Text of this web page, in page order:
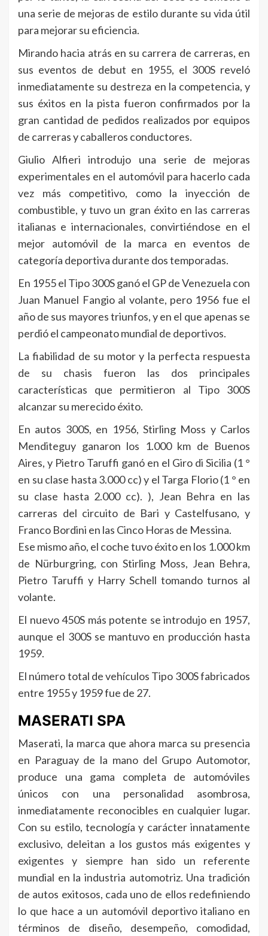
una serie de mejoras de estilo durante su vida útil
para mejorar su eficiencia.
Mirando hacia atrás en su carrera de carreras, en
sus eventos de debut en 1955, el 300S reveló
inmediatamente su destreza en la competencia, y
sus éxitos en la pista fueron confirmados por la
gran cantidad de pedidos realizados por equipos
de carreras y caballeros conductores.
Giulio Alfieri introdujo una serie de mejoras
experimentales en el automóvil para hacerlo cada
vez más competitivo, como la inyección de
combustible, y tuvo un gran éxito en las carreras
italianas e internacionales, convirtiéndose en el
mejor automóvil de la marca en eventos de
categoría deportiva durante dos temporadas.
En 1955 el Tipo 300S ganó el GP de Venezuela con
Juan Manuel Fangio al volante, pero 1956 fue el
año de sus mayores triunfos, y en el que apenas se
perdió el campeonato mundial de deportivos.
La fiabilidad de su motor y la perfecta respuesta
de su chasis fueron las dos principales
características que permitieron al Tipo 300S
alcanzar su merecido éxito.
En autos 300S, en 1956, Stirling Moss y Carlos
Menditeguy ganaron los 1.000 km de Buenos
Aires, y Pietro Taruffi ganó en el Giro di Sicilia (1 °
en su clase hasta 3.000 cc) y el Targa Florio (1 ° en
su clase hasta 2.000 cc). ), Jean Behra en las
carreras del circuito de Bari y Castelfusano, y
Franco Bordini en las Cinco Horas de Messina.
Ese mismo año, el coche tuvo éxito en los 1.000 km
de Nürburgring, con Stirling Moss, Jean Behra,
Pietro Taruffi y Harry Schell tomando turnos al
volante.
El nuevo 450S más potente se introdujo en 1957,
aunque el 300S se mantuvo en producción hasta
1959.
El número total de vehículos Tipo 300S fabricados
entre 1955 y 1959 fue de 27.
MASERATI SPA
Maserati, la marca que ahora marca su presencia
en Paraguay de la mano del Grupo Automotor,
produce una gama completa de automóviles
únicos con una personalidad asombrosa,
inmediatamente reconocibles en cualquier lugar.
Con su estilo, tecnología y carácter innatamente
exclusivo, deleitan a los gustos más exigentes y
exigentes y siempre han sido un referente
mundial en la industria automotriz. Una tradición
de autos exitosos, cada uno de ellos redefiniendo
lo que hace a un automóvil deportivo italiano en
términos de diseño, desempeño, comodidad,